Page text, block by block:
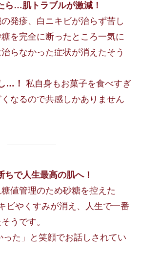
ら…肌トラブルが激減！
発疹、白ニキビが治らず苦し
を完全に断ったところ一気に
らなかった症状が消えたそう
…！ 私自身もお菓子を食べすぎ
なるので共感しかありません
ちで人生最高の肌へ！
値管理のため砂糖を控えた
ビやくすみが消え、人生で一番
うです。
た」と笑顔でお話しされてい